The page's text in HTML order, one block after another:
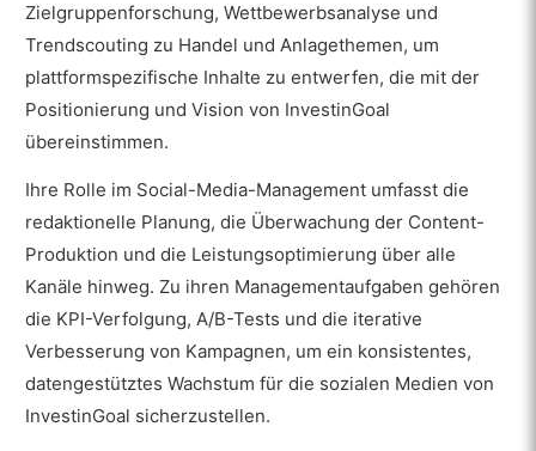
Zielgruppenforschung, Wettbewerbsanalyse und
Trendscouting zu Handel und Anlagethemen, um
plattformspezifische Inhalte zu entwerfen, die mit der
Positionierung und Vision von InvestinGoal
übereinstimmen.
Ihre Rolle im Social-Media-Management umfasst die
redaktionelle Planung, die Überwachung der Content-
Produktion und die Leistungsoptimierung über alle
Kanäle hinweg. Zu ihren Managementaufgaben gehören
die KPI-Verfolgung, A/B-Tests und die iterative
Verbesserung von Kampagnen, um ein konsistentes,
datengestütztes Wachstum für die sozialen Medien von
InvestinGoal sicherzustellen.